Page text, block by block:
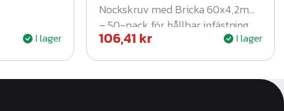
I lager
Nockskruv med Bricka 60x4,2mm
– 50-pack för hållbar infästning.
106,41 kr I lager